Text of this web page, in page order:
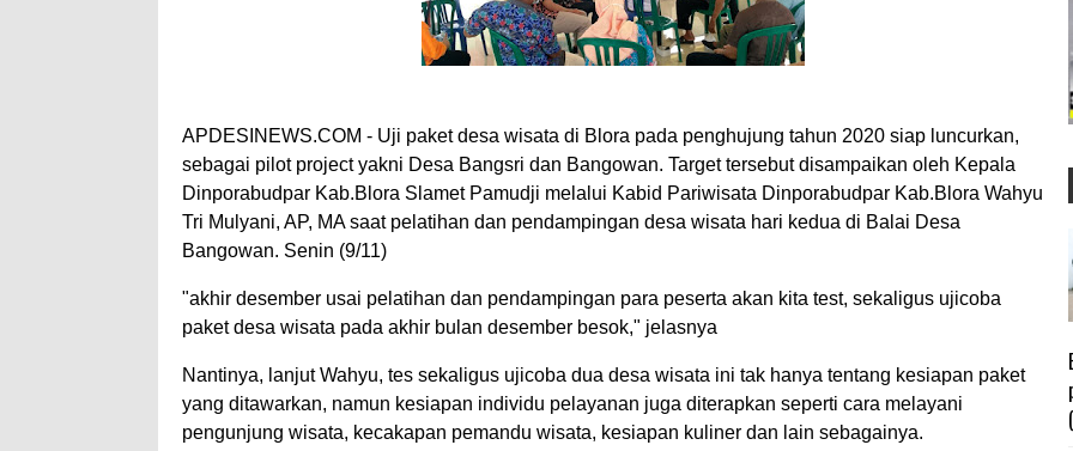
APDESINEWS.COM - Uji paket desa wisata di Blora pada penghujung tahun 2020 siap luncurkan,
sebagai pilot project yakni Desa Bangsri dan Bangowan. Target tersebut disampaikan oleh Kepala
Dinporabudpar Kab.Blora Slamet Pamudji melalui Kabid Pariwisata Dinporabudpar Kab.Blora Wahyu
Tri Mulyani, AP, MA saat pelatihan dan pendampingan desa wisata hari kedua di Balai Desa
Bangowan. Senin (9/11)
"akhir desember usai pelatihan dan pendampingan para peserta akan kita test, sekaligus ujicoba
paket desa wisata pada akhir bulan desember besok," jelasnya
Nantinya, lanjut Wahyu, tes sekaligus ujicoba dua desa wisata ini tak hanya tentang kesiapan paket
yang ditawarkan, namun kesiapan individu pelayanan juga diterapkan seperti cara melayani
pengunjung wisata, kecakapan pemandu wisata, kesiapan kuliner dan lain sebagainya.